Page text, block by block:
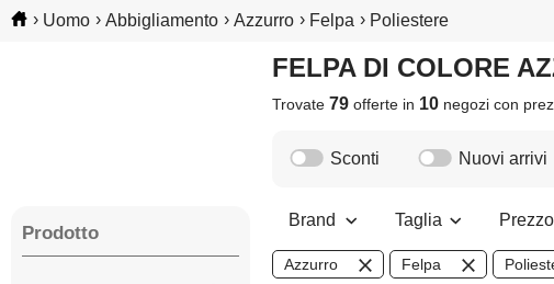
› Uomo › Abbigliamento › Azzurro › Felpa › Poliestere
FELPA DI COLORE
Trovate79 offerte in 10 negozicon
Prodotto
Sconti Nuovi arrivi
Brand Taglia Prezzo
Azzurro Felpa